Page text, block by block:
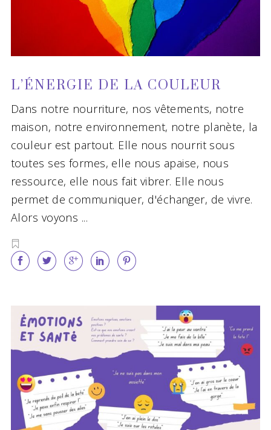
L’ÉNERGIE DE LA COULEUR
Dans notre nourriture, nos vêtements, notre
maison, notre environnement, notre planète, la
couleur est partout. Elle nous nourrit sous
toutes ses formes, elle nous apaise, nous
ressource, elle nous fait vibrer. Elle nous
permet de communiquer, d'échanger, de vivre.
Alors voyons